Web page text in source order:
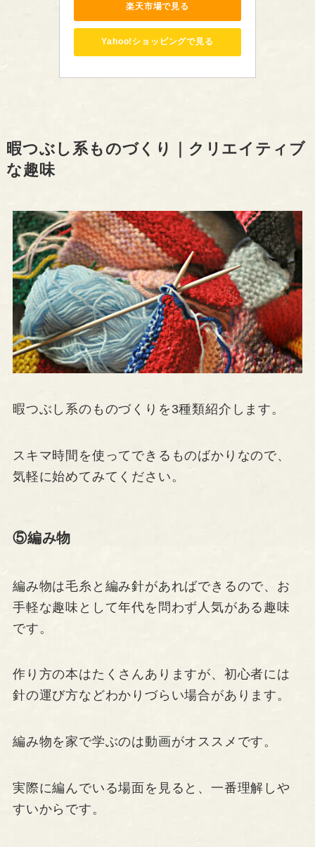
楽天市場で見る
Yahoo!ショッピングで見る
暇つぶし系ものづくり｜クリエイティブ
な趣味
暇つぶし系のものづくりを3種類紹介します。
スキマ時間を使ってできるものばかりなので、
気軽に始めてみてください。
⑤編み物
編み物は毛糸と編み針があればできるので、お
手軽な趣味として年代を問わず人気がある趣味
です。
作り方の本はたくさんありますが、初心者には
針の運び方などわかりづらい場合があります。
編み物を家で学ぶのは動画がオススメです。
実際に編んでいる場面を見ると、一番理解しや
すいからです。